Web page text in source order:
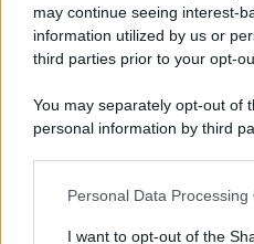
may continue seeing interest-
information utilized by us or
third parties prior to your opt-
You may separately opt-out of
personal information by third
This information may also be
Personal Data Processing
I want to opt-out of the